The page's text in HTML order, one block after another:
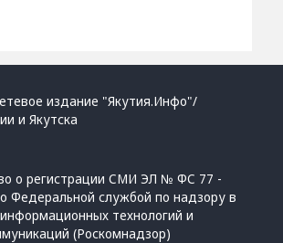
издание "Якутия.Инфо"/
и Якутска
о регистрации СМИ ЭЛ № ФС 77 -
Федеральной службой по надзору в
технологий и
(Роскомнадзор)